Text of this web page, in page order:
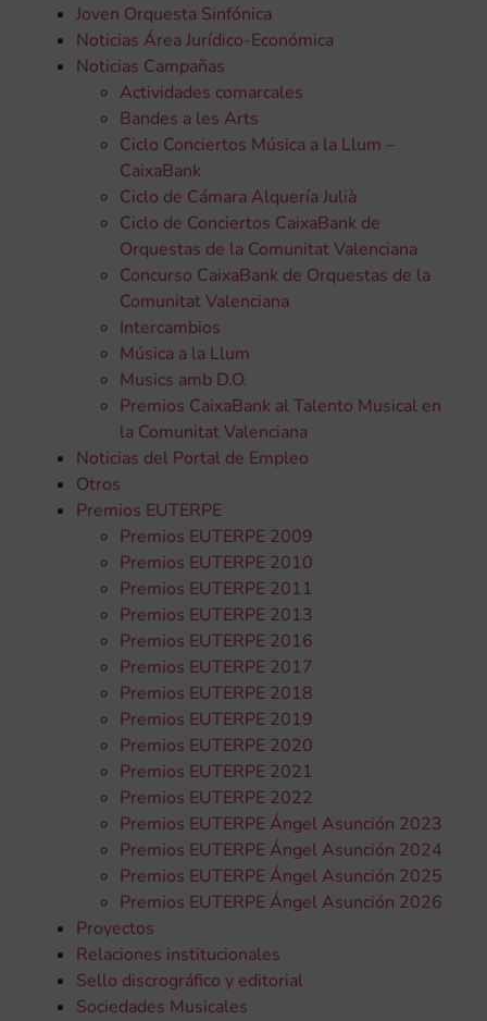
Joven Orquesta Sinfónica
Noticias Área Jurídico-Económica
Noticias Campañas
Actividades comarcales
Bandes a les Arts
Ciclo Conciertos Música a la Llum –
CaixaBank
Ciclo de Cámara Alquería Julià
Ciclo de Conciertos CaixaBank de
Orquestas de la Comunitat Valenciana
Concurso CaixaBank de Orquestas de la
Comunitat Valenciana
Intercambios
Música a la Llum
Musics amb D.O.
Premios CaixaBank al Talento Musical en
la Comunitat Valenciana
Noticias del Portal de Empleo
Otros
Premios EUTERPE
Premios EUTERPE 2009
Premios EUTERPE 2010
Premios EUTERPE 2011
Premios EUTERPE 2013
Premios EUTERPE 2016
Premios EUTERPE 2017
Premios EUTERPE 2018
Premios EUTERPE 2019
Premios EUTERPE 2020
Premios EUTERPE 2021
Premios EUTERPE 2022
Premios EUTERPE Ángel Asunción 2023
Premios EUTERPE Ángel Asunción 2024
Premios EUTERPE Ángel Asunción 2025
Premios EUTERPE Ángel Asunción 2026
Proyectos
Relaciones institucionales
Sello discrográfico y editorial
Sociedades Musicales